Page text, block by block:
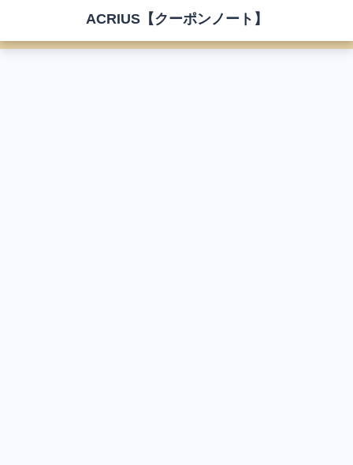
ACRIUS【クーポンノート】